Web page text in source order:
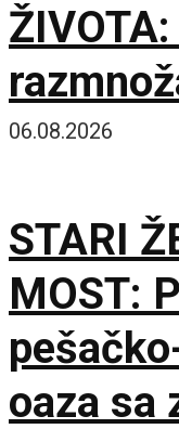
nego što
06.08.2026
STARI
MOST:
oaza sa